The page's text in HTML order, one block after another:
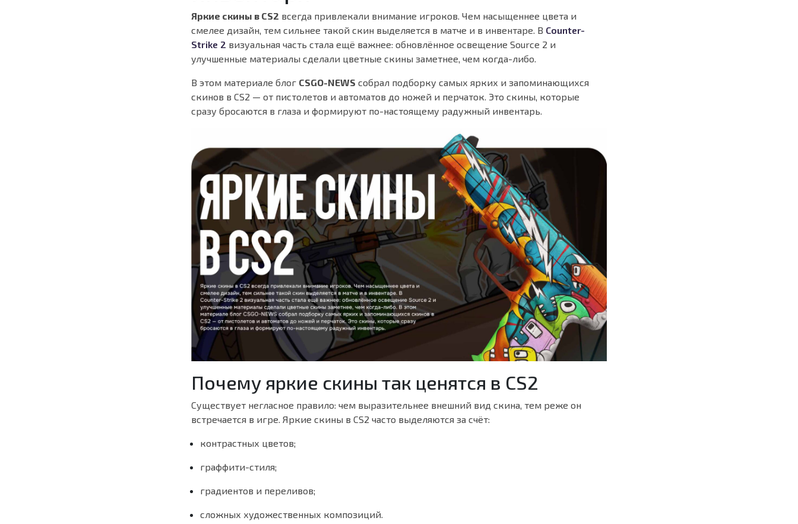
Яркие скины в CS2 всегда привлекали внимание игроков. Чем насыщеннее цвета и
смелее дизайн, тем сильнее такой скин выделяется в матче и в инвентаре. В Counter-
Strike 2 визуальная часть стала ещё важнее: обновлённое освещение Source 2 и
улучшенные материалы сделали цветные скины заметнее, чем когда-либо.
В этом материале блог CSGO-NEWS собрал подборку самых ярких и запоминающихся
скинов в CS2 — от пистолетов и автоматов до ножей и перчаток. Это скины, которые
сразу бросаются в глаза и формируют по-настоящему радужный инвентарь.
Почему яркие скины так ценятся в CS2
Существует негласное правило: чем выразительнее внешний вид скина, тем реже он
встречается в игре. Яркие скины в CS2 часто выделяются за счёт:
контрастных цветов;
граффити-стиля;
градиентов и переливов;
сложных художественных композиций.